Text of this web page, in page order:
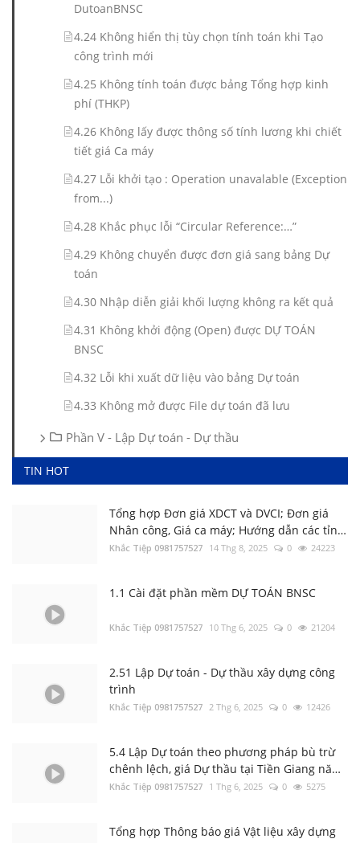
DutoanBNSC
4.24 Không hiển thị tùy chọn tính toán khi Tạo
công trình mới
4.25 Không tính toán được bảng Tổng hợp kinh
phí (THKP)
4.26 Không lấy được thông số tính lương khi chiết
tiết giá Ca máy
4.27 Lỗi khởi tạo : Operation unavalable (Exception
from...)
4.28 Khắc phục lỗi “Circular Reference:…”
4.29 Không chuyển được đơn giá sang bảng Dự
toán
4.30 Nhập diễn giải khối lượng không ra kết quả
4.31 Không khởi động (Open) được DỰ TOÁN
BNSC
4.32 Lỗi khi xuất dữ liệu vào bảng Dự toán
4.33 Không mở được File dự toán đã lưu
Phần V - Lập Dự toán - Dự thầu
TIN HOT
Tổng hợp Đơn giá XDCT và DVCI; Đơn giá
Nhân công, Giá ca máy; Hướng dẫn các tỉnh
thành
Khắc Tiệp 0981757527 14 Thg 8, 2025 0 24223
1.1 Cài đặt phần mềm DỰ TOÁN BNSC
Khắc Tiệp 0981757527 10 Thg 6, 2025 0 21204
2.51 Lập Dự toán - Dự thầu xây dựng công
trình
Khắc Tiệp 0981757527 2 Thg 6, 2025 0 12426
5.4 Lập Dự toán theo phương pháp bù trừ
chênh lệch, giá Dự thầu tại Tiền Giang năm
2023
Khắc Tiệp 0981757527 1 Thg 6, 2025 0 5275
Tổng hợp Thông báo giá Vật liệu xây dựng
3.1 Thẩm định file Dự toán BNSC
Luật Đấu thầu số: 22/2023/QH15, Hiệu lực
áp dụng từ ngày 01/1/2024